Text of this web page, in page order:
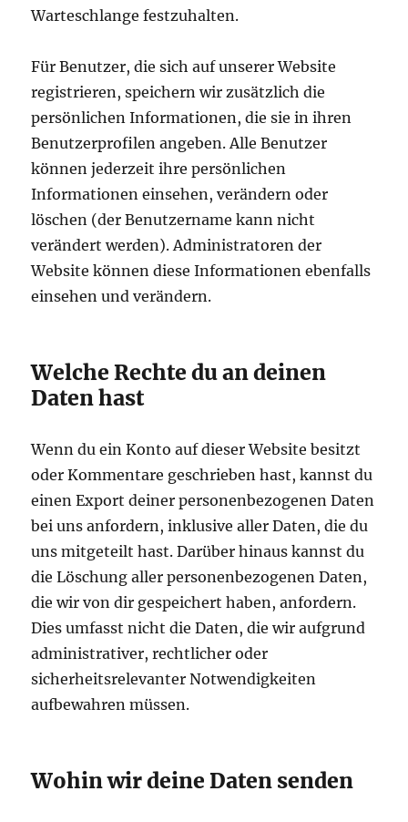
Warteschlange festzuhalten.
Für Benutzer, die sich auf unserer Website
registrieren, speichern wir zusätzlich die
persönlichen Informationen, die sie in ihren
Benutzerprofilen angeben. Alle Benutzer
können jederzeit ihre persönlichen
Informationen einsehen, verändern oder
löschen (der Benutzername kann nicht
verändert werden). Administratoren der
Website können diese Informationen ebenfalls
einsehen und verändern.
Welche Rechte du an deinen
Daten hast
Wenn du ein Konto auf dieser Website besitzt
oder Kommentare geschrieben hast, kannst du
einen Export deiner personenbezogenen Daten
bei uns anfordern, inklusive aller Daten, die du
uns mitgeteilt hast. Darüber hinaus kannst du
die Löschung aller personenbezogenen Daten,
die wir von dir gespeichert haben, anfordern.
Dies umfasst nicht die Daten, die wir aufgrund
administrativer, rechtlicher oder
sicherheitsrelevanter Notwendigkeiten
aufbewahren müssen.
Wohin wir deine Daten senden